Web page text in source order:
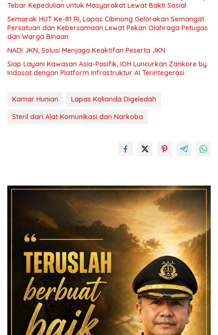
Tebar Kepedulian untuk Masyarakat Lewat Bakti Sosial
Semarak HUT Ke-81 RI, Lapas Cibinong Gelorakan Semangat
Persatuan dan Kebersamaan Lewat Pekan Olahraga Petugas
dan Warga Binaan
NADI JKN, Solusi Menjaga Keaktifan Peserta JKN
Siap Layani Kawasan Asia-Pasifik, IOH Luncurkan Zankore by
Indosat dengan Platform Infrastruktur AI Terintegerasi
Kamar Hunian
Lapas Kalianda Digeledah
Steril dari Alat Komunikasi dan Narkoba